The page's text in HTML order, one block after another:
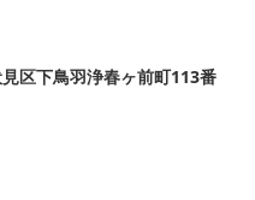
区下鳥羽浄春ヶ前町113番